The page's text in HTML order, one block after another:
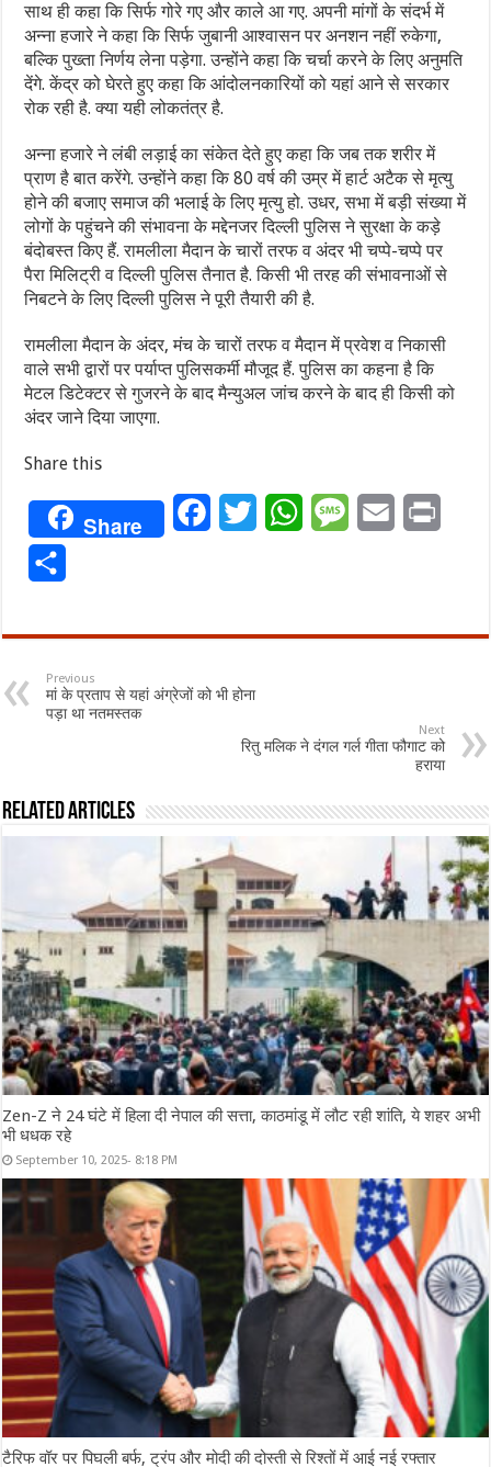
साथ ही कहा कि सिर्फ गोरे गए और काले आ गए. अपनी मांगों के संदर्भ में
अन्ना हजारे ने कहा कि सिर्फ जुबानी आश्वासन पर अनशन नहीं रुकेगा,
बल्कि पुख्ता निर्णय लेना पड़ेगा. उन्होंने कहा कि चर्चा करने के लिए अनुमति
देंगे. केंद्र को घेरते हुए कहा कि आंदोलनकारियों को यहां आने से सरकार
रोक रही है. क्या यही लोकतंत्र है.
अन्ना हजारे ने लंबी लड़ाई का संकेत देते हुए कहा कि जब तक शरीर में
प्राण है बात करेंगे. उन्होंने कहा कि 80 वर्ष की उम्र में हार्ट अटैक से मृत्यु
होने की बजाए समाज की भलाई के लिए मृत्यु हो. उधर, सभा में बड़ी संख्या में
लोगों के पहुंचने की संभावना के मद्देनजर दिल्ली पुलिस ने सुरक्षा के कड़े
बंदोबस्त किए हैं. रामलीला मैदान के चारों तरफ व अंदर भी चप्पे-चप्पे पर
पैरा मिलिट्री व दिल्ली पुलिस तैनात है. किसी भी तरह की संभावनाओं से
निबटने के लिए दिल्ली पुलिस ने पूरी तैयारी की है.
रामलीला मैदान के अंदर, मंच के चारों तरफ व मैदान में प्रवेश व निकासी
वाले सभी द्वारों पर पर्याप्त पुलिसकर्मी मौजूद हैं. पुलिस का कहना है कि
मेटल डिटेक्टर से गुजरने के बाद मैन्युअल जांच करने के बाद ही किसी को
अंदर जाने दिया जाएगा.
Share this
Share FacebookTwitterWhatsAppMessageEmail
Previous
मां के प्रताप से यहां अंग्रेजों को भी होना
पड़ा था नतमस्तक
Next
रितु मलिक ने दंगल गर्ल गीता फौगाट को
हराया
Related Articles
Zen-Z ने 24 घंटे में हिला दी नेपाल की सत्ता, काठमांडू में लौट रही शांति, ये शहर अभी
भी धधक रहे
September 10, 2025- 8:18 PM
टैरिफ वॉर पर पिघली बर्फ, ट्रंप और मोदी की दोस्ती से रिश्तों में आई नई रफ्तार